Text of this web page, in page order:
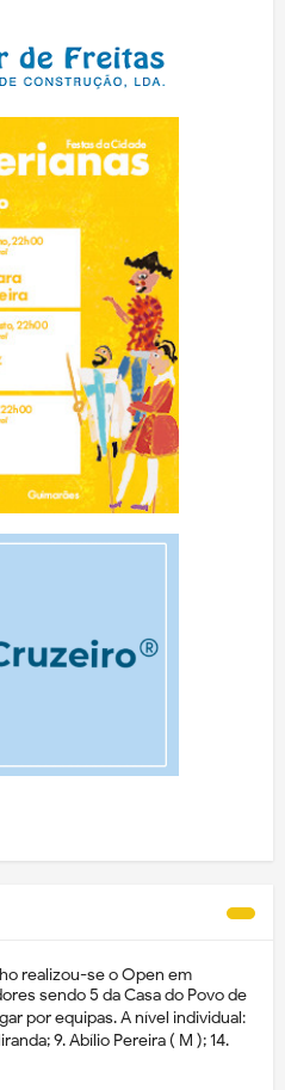
realizou-se o Open em
sendo 5 da Casa do Povo de
por equipas. A nível individual:
9. Abílio Pereira ( M ); 14.